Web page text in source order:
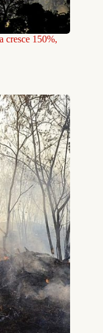
cresce 150%,